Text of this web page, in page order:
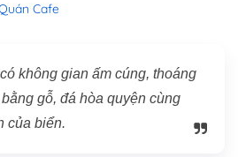
Cafe
không gian ấm cúng, thoáng
gỗ, đá hòa quyện cùng
của biển.